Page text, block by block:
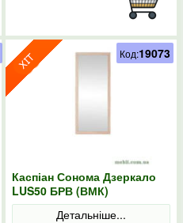
Каспіан Сонома Дзеркало
LUS50 БРВ (ВМК)
Детальніше...
Код:19073